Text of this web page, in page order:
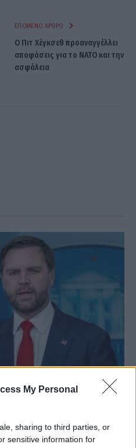
My Personal
sharing to third parties, or
sensitive information for
ΕΠΌΜΕΝΟ ΆΡΘΡΟ
Ο Πιτ Χέγκσεθ προαναγγέλλει
αποφάσεις για το ΝΑΤΟ και την
ασφάλεια
και αυτή τη φορά